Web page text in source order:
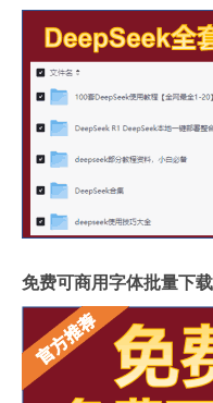
免费可商用字体批量下载